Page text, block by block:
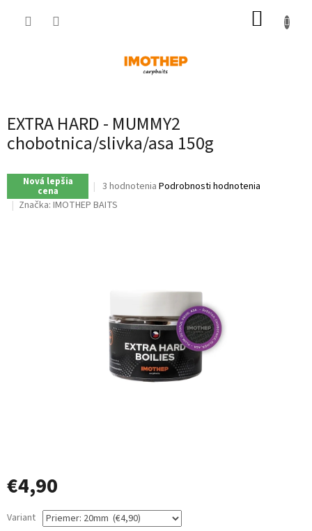
EXTRA HARD - MUMMY2
chobotnica/slivka/asa 150g
Nová lepšia
cena
Priemerné
hodnotenie
produktu
3 hodnotenia Podrobnosti hodnotenia
Značka: IMOTHEP BAITS
€4,90
Jednotková
cena:
Variant